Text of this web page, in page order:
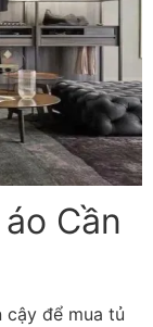
Cần
cậy để mua tủ